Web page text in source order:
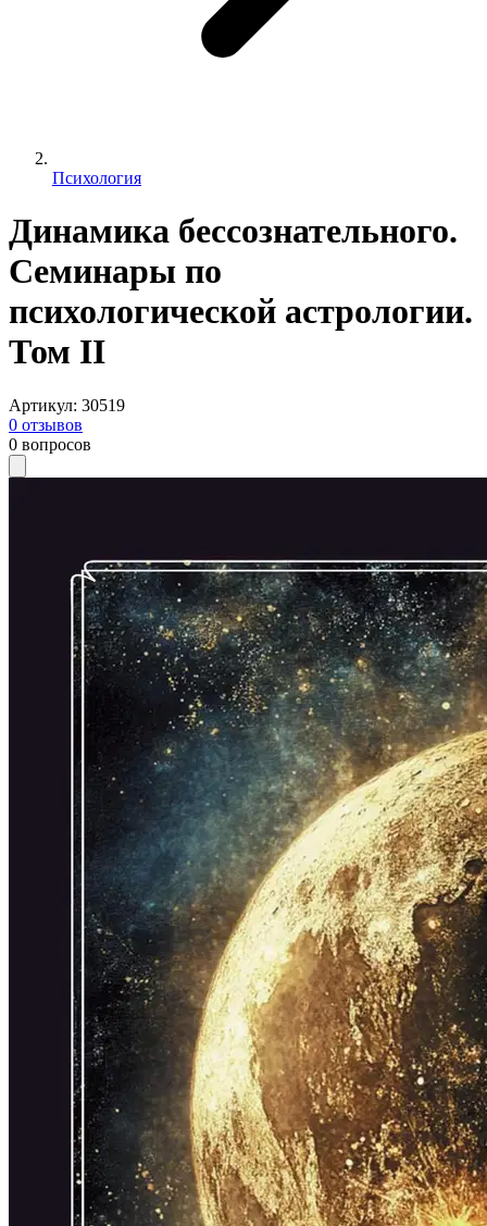
Психология
Динамика бессознательного.
Семинары по
психологической астрологии.
Том II
Артикул: 30519
0 отзывов
0 вопросов